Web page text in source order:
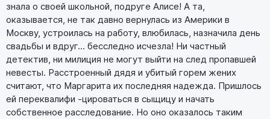
знала о своей школьной, подруге Алисе! А та,
оказывается, не так давно вернулась из Америки в
Москву, устроилась на работу, влюбилась, назначила день
свадьбы и вдруг... бесследно исчезла! Ни частный
детектив, ни милиция не могут выйти на след пропавшей
невесты. Расстроенный дядя и убитый горем жених
считают, что Маргарита их последняя надежда. Пришлось
ей переквалифи -цироваться в сыщицу и начать
собственное расследование. Но оно оказалось таким